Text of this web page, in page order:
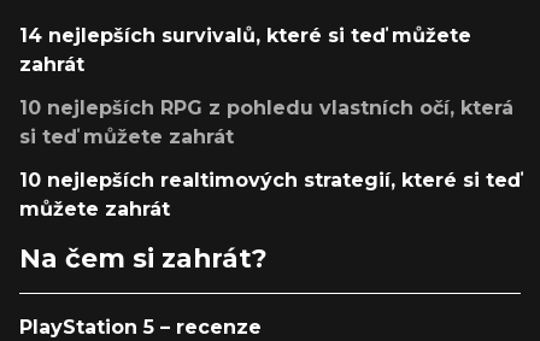
14 nejlepších survivalů, které si teď můžete
zahrát
10 nejlepších RPG z pohledu vlastních očí, která
si teď můžete zahrát
10 nejlepších realtimových strategií, které si teď
můžete zahrát
Na čem si zahrát?
PlayStation 5 – recenze